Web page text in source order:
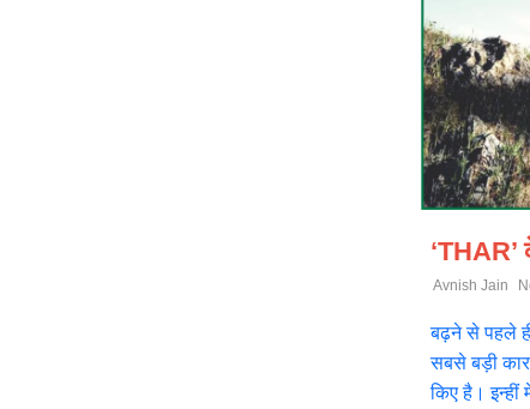
‘THAR’
Avnish Jain
बढ़ने से पहले
सबसे बड़ी
किए है।